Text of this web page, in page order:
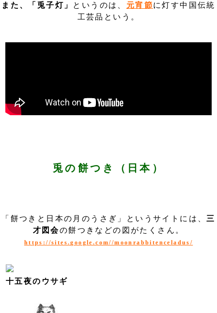
また、「兎子灯」 というのは、 元宵節に灯す中国伝統
工芸品という。
兎の餅つき（日本）
「餅つきと日本の月のうさぎ」というサイトには、 三
才図会の餅つきなどの図がたくさん。
https://sites.google.com//moonrabbitenceladus/
十五夜のウサギ